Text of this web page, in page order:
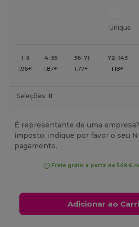
Unique
1-3 4-35 36-71 72-143
1.96€ 1.87€ 1.77€ 1.18€
Seleções: 0
É representante de uma
imposto, indique por favor o seu
pagamento.
Frete grátis a partir de 549 €
Adicionar ao